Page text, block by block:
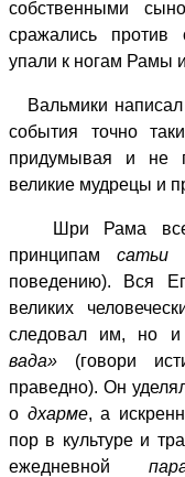
собственными
сражались против
упали к ногам Рамы
Вальмики
события точно
придумывая и не
великие мудрецы и
Шри Рама
принципам сатьи
поведению). Вся
великих
следовал им, но
вада» (говори
праведно). Он
о дхарме, а
пор в культуре и
ежедневной